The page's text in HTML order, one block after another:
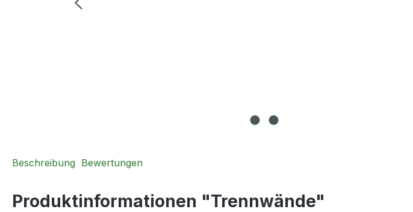
Beschreibung Bewertungen
Produktinformationen "Trennwände"